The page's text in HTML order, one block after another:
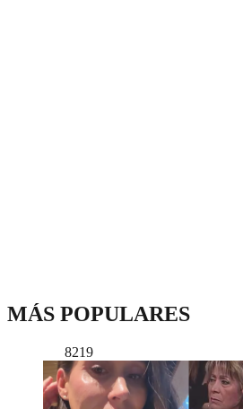
MÁS POPULARES
8219